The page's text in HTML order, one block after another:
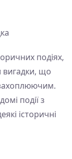
подіях,
вигадки, що
події з
історичні